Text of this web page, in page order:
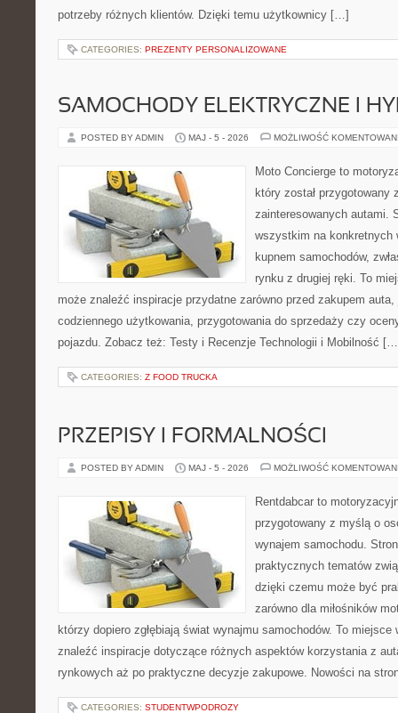
potrzeby różnych klientów. Dzięki temu użytkownicy […]
CATEGORIES: PREZENTY PERSONALIZOWANE
SAMOCHODY ELEKTRYCZNE I
POSTED BY ADMIN MAJ - 5 - 2026 MOŻLIWOŚĆ
Moto Concierge to
który został przygotowany
zainteresowanych autami.
wszystkim na konkretnych
kupnem samochodów,
rynku z drugiej ręki. To
może znaleźć inspiracje przydatne zarówno przed zakupem
codziennego użytkowania, przygotowania do sprzedaży czy
pojazdu. Zobacz też: Testy i Recenzje Technologii i Mobilność
CATEGORIES: Z FOOD TRUCKA
PRZEPISY I FORMALNOŚCI
POSTED BY ADMIN MAJ - 5 - 2026 MOŻLIWOŚĆ
Rentdabcar to
przygotowany z myślą o
wynajem samochodu.
praktycznych tematów
dzięki czemu może być
zarówno dla miłośników
którzy dopiero zgłębiają świat wynajmu samochodów. To
znaleźć inspiracje dotyczące różnych aspektów korzystania z
rynkowych aż po praktyczne decyzje zakupowe. Nowości na
CATEGORIES: STUDENTWPODROZY